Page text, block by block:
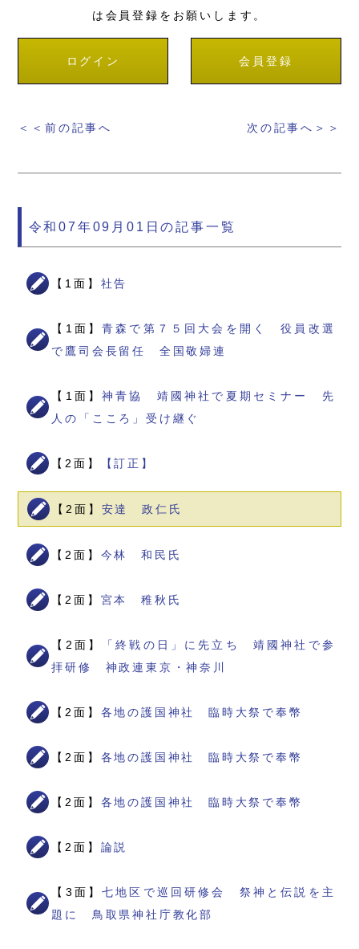
は会員登録をお願いします。
ログイン 会員登録
＜＜前の記事へ 次の記事へ＞＞
令和07年09月01日の記事一覧
【1面】 社告
【1面】青森で第７５回大会を開く 役員改選
で鷹司会長留任 全国敬婦連
【1面】神青協 靖國神社で夏期セミナー 先
人の「こころ」受け継ぐ
【2面】 【訂正】
【2面】 安達 政仁氏
【2面】 今林 和民氏
【2面】 宮本 稚秋氏
【2面】
「終戦の日」に先立ち 靖國神社で参
拝研修 神政連東京・神奈川
【2面】 各地の護国神社 臨時大祭で奉幣
【2面】 各地の護国神社 臨時大祭で奉幣
【2面】 各地の護国神社 臨時大祭で奉幣
【2面】 論説
【3面】七地区で巡回研修会 祭神と伝説を主
題に 鳥取県神社庁教化部